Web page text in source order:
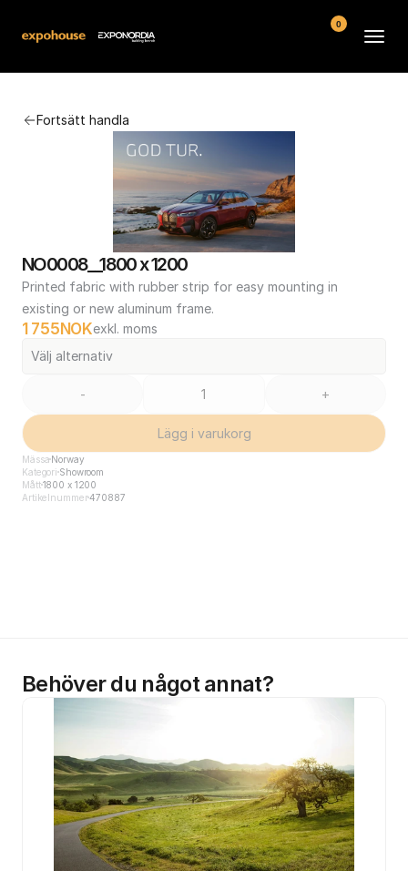
Fortsätt handla
NO0008__1800 x 1200
Printed fabric with rubber strip for easy mounting in
existing or new aluminum frame.
1 755 NOKexkl. moms
Välj alternativ
- +
Lägg i varukorg
Mässa Norway
Kategori Showroom
Mått1800 x 1200
Artikelnummer470887
Behöver du något annat?
Kontakt
Köpvillkor
0